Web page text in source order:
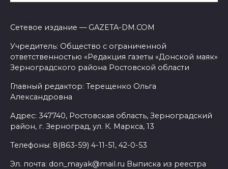
Сетевое издание — GAZETA-DM.COM
Учредитель: Общество с ограниченной
ответственностью «Редакция газеты «Донской маяк»
Зерноградского района Ростовской области
Главный редактор: Терещенко Ольга
Александровна
Адрес: 347740, Ростовская область, Зерноградский
район, г. Зерноград, ул. К. Маркса, 13
Телефоны: 8(863-59) 4-11-51, 42-0-53
Эл. почта: don_mayak@mail.ru Выписка из реестра